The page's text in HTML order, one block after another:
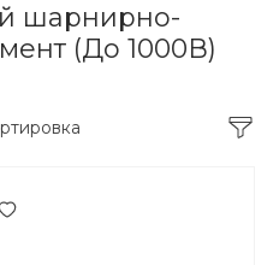
шарнирно-
(До 1000В)